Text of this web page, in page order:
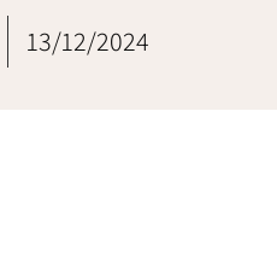
13/12/2024